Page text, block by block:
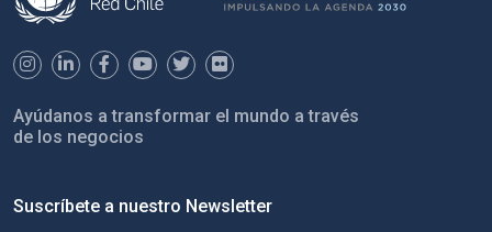
Ayúdanos a transformar el mundo a través
de los negocios
Suscríbete a nuestro Newsletter